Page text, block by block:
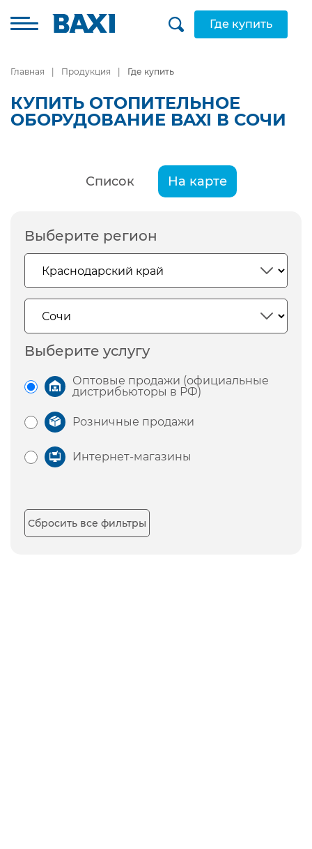
Где купить
Главная Продукция Где купить
КУПИТЬ ОТОПИТЕЛЬНОЕ
ОБОРУДОВАНИЕ BAXI В СОЧИ
Список На карте
Выберите регион
Выберите услугу
Оптовые продажи (официальные
дистрибьюторы в РФ)
Розничные продажи
Интернет-магазины
Сбросить все фильтры